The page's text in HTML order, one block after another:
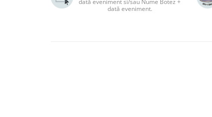
dată eveniment si/sau Nume Botez +
dată eveniment.